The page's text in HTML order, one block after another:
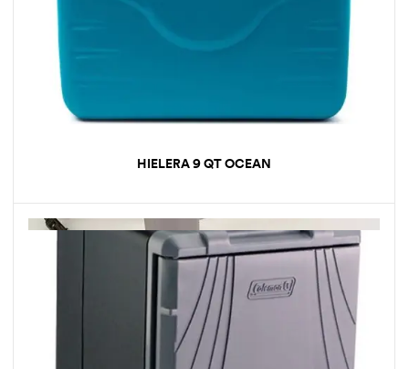
HIELERA 9 QT OCEAN